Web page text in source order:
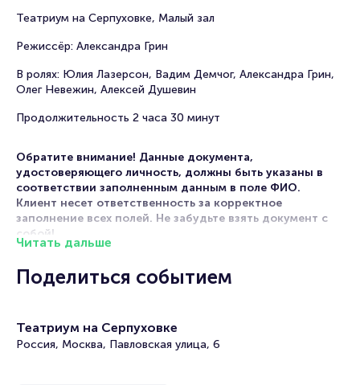
Театриум на Серпуховке, Малый зал
Режиссёр: Александра Грин
В ролях: Юлия Лазерсон, Вадим Демчог, Александра Грин,
Олег Невежин, Алексей Душевин
Продолжительность 2 часа 30 минут
Обратите внимание! Данные документа,
удостоверяющего личность, должны быть указаны в
соответствии заполненным данным в поле ФИО.
Клиент несет ответственность за корректное
заполнение всех полей. Не забудьте взять документ с
собой!
Театриум на Серпуховке в Москве готов принять зрителей
каждого зрителя.
Рекомендации по выбору мест в зале
Читать дальше
Поделиться событием
Театриум на Серпуховке
Россия, Москва, Павловская улица, 6